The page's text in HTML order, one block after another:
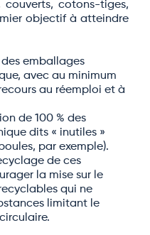
couverts, cotons-tiges,
objectif à atteindre
emballages
avec au minimum
au réemploi et à
de 100 % des
dits « inutiles »
par exemple).
de ces
la mise sur le
qui ne
limitant le